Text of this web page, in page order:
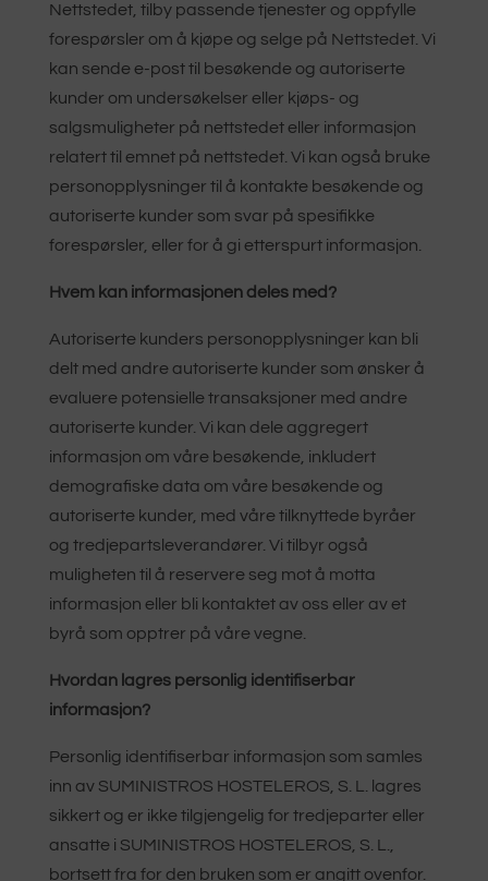
Nettstedet, tilby passende tjenester og oppfylle
forespørsler om å kjøpe og selge på Nettstedet. Vi
kan sende e-post til besøkende og autoriserte
kunder om undersøkelser eller kjøps- og
salgsmuligheter på nettstedet eller informasjon
relatert til emnet på nettstedet. Vi kan også bruke
personopplysninger til å kontakte besøkende og
autoriserte kunder som svar på spesifikke
forespørsler, eller for å gi etterspurt informasjon.
Hvem kan informasjonen deles med?
Autoriserte kunders personopplysninger kan bli
delt med andre autoriserte kunder som ønsker å
evaluere potensielle transaksjoner med andre
autoriserte kunder. Vi kan dele aggregert
informasjon om våre besøkende, inkludert
demografiske data om våre besøkende og
autoriserte kunder, med våre tilknyttede byråer
og tredjepartsleverandører. Vi tilbyr også
muligheten til å reservere seg mot å motta
informasjon eller bli kontaktet av oss eller av et
byrå som opptrer på våre vegne.
Hvordan lagres personlig identifiserbar
informasjon?
Personlig identifiserbar informasjon som samles
inn av SUMINISTROS HOSTELEROS, S. L. lagres
sikkert og er ikke tilgjengelig for tredjeparter eller
ansatte i SUMINISTROS HOSTELEROS, S. L.,
bortsett fra for den bruken som er angitt ovenfor.